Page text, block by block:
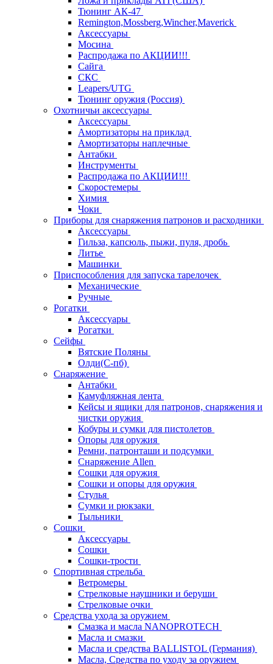
Тюнинг АК-47
Remington,Mossberg,Wincher,Maverick
Аксессуары
Мосина
Распродажа по АКЦИИ!!!
Сайга
СКС
Leapers/UTG
Тюнинг оружия (Россия)
Охотничьи аксессуары
Аксессуары
Амортизаторы на приклад
Амортизаторы наплечные
Антабки
Инструменты
Распродажа по АКЦИИ!!!
Скоростемеры
Химия
Чоки
Приборы для снаряжения патронов и расходники
Аксессуары
Гильза, капсюль, пыжи, пуля, дробь
Литье
Машинки
Приспособления для запуска тарелочек
Механические
Ручные
Рогатки
Аксессуары
Рогатки
Сейфы
Вятские Поляны
Олди(С-пб)
Снаряжение
Антабки
Камуфляжная лента
Кейсы и ящики для патронов, снаряжения и
чистки оружия
Кобуры и сумки для пистолетов
Опоры для оружия
Ремни, патронташи и подсумки
Снаряжение Allen
Сошки для оружия
Сошки и опоры для оружия
Стулья
Сумки и рюкзаки
Тыльники
Сошки
Аксессуары
Сошки
Сошки-трости
Спортивная стрельба
Ветромеры
Стрелковые наушники и беруши
Стрелковые очки
Средства ухода за оружием
Смазка и масла NANOPROTECH
Масла и смазки
Масла и средства BALLISTOL (Германия)
Масла, Средства по уходу за оружием